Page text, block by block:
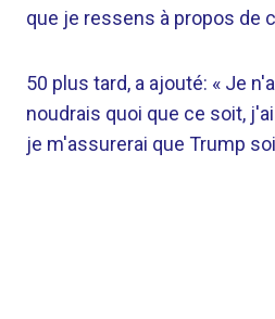
que je ressens à propos de
50 plus tard, a ajouté: « Je
noudrais quoi que ce soit,
je m'assurerai que Trump